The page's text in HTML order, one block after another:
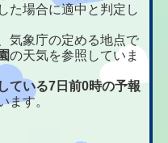
た場合に適中と判定し
気象庁の定める地点で
の天気を参照していま
ている7日前0時の予報
ます。